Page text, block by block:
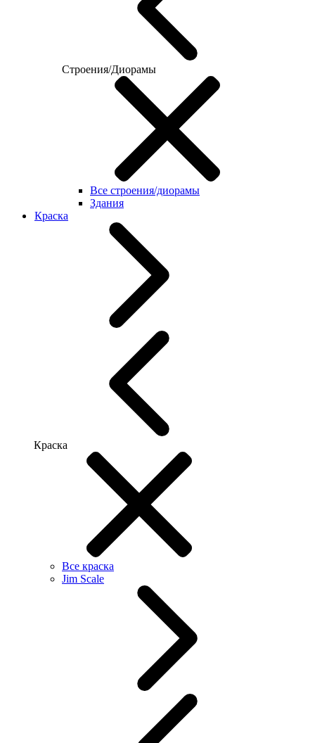
Строения/Диорамы
Все строения/диорамы
Здания
Краска
Краска
Все краска
Jim Scale